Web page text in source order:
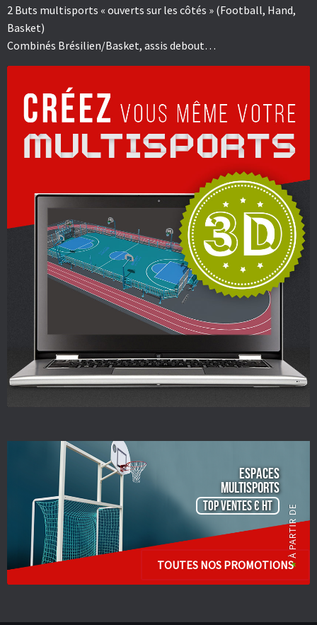
2 Buts multisports « ouverts sur les côtés » (Football, Hand,
Basket)
Combinés Brésilien/Basket, assis debout…
ESPACES
Multisports
TOP VENTES € HT
TOUTES NOS PROMOTIONS